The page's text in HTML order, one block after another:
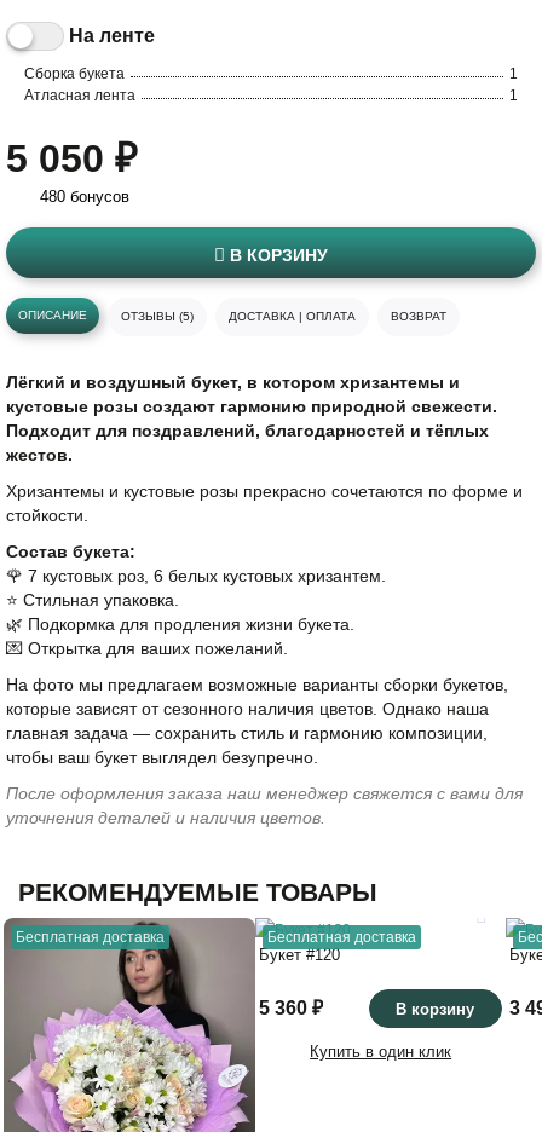
На ленте
Сборка букета
1
Атласная лента
1
5 050 ₽
480 бонусов
В КОРЗИНУ
ОПИСАНИЕ ОТЗЫВЫ (5) ДОСТАВКА | ОПЛАТА ВОЗВРАТ
Лёгкий и воздушный букет, в котором хризантемы и
кустовые розы создают гармонию природной свежести.
Подходит для поздравлений, благодарностей и тёплых
жестов.
Хризантемы и кустовые розы прекрасно сочетаются по форме и
стойкости.
Состав букета:
🌹 7 кустовых роз, 6 белых кустовых хризантем.
⭐️ Стильная упаковка.
🌿 Подкормка для продления жизни букета.
💌 Открытка для ваших пожеланий.
На фото мы предлагаем возможные варианты сборки букетов,
которые зависят от сезонного наличия цветов. Однако наша
главная задача — сохранить стиль и гармонию композиции,
чтобы ваш букет выглядел безупречно.
После оформления заказа наш менеджер свяжется с вами для
уточнения деталей и наличия цветов.
РЕКОМЕНДУЕМЫЕ ТОВАРЫ
Бесплатная доставка Бесплатная доставка
Букет #120
5 360 ₽ В корзину
Купить в один клик
3